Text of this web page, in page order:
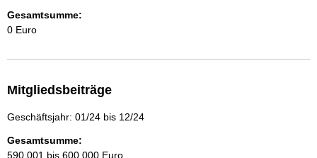
Gesamtsumme:
0 Euro
Mitgliedsbeiträge
Geschäftsjahr: 01/24 bis 12/24
Gesamtsumme:
590.001 bis 600.000 Euro